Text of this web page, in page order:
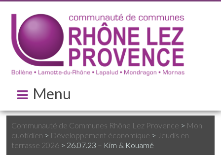
Menu
Communauté de Communes Rhône Lez Provence > Mon
quotidien > Développement économique > Jeudis en
terrasse 2026 > 26.07.23 – Kim & Kouamé